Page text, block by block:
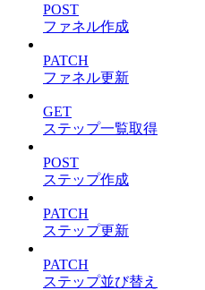
POST
ファネル作成
PATCH
ファネル更新
GET
ステップ一覧取得
POST
ステップ作成
PATCH
ステップ更新
PATCH
ステップ並び替え